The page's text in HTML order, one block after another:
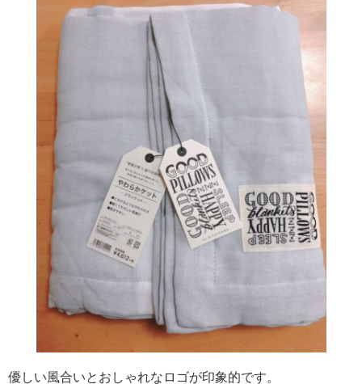
優しい風合いとおしゃれなロゴが印象的です。